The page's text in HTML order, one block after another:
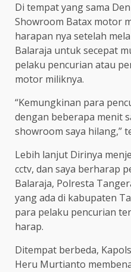
Di tempat yang sama
Showroom Batax motor
harapan nya setelah
Balaraja untuk secepat
pelaku pencurian atau
motor miliknya.
“Kemungkinan para
dengan beberapa menit
showroom saya hilang,”
Lebih lanjut Dirinya
cctv, dan saya berharap
Balaraja, Polresta
yang ada di kabupaten
para pelaku pencurian
harap.
Ditempat berbeda,
Heru Murtianto